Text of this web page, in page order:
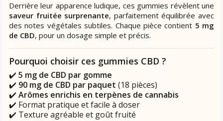
Derrière leur apparence ludique, ces gummies révèlent une
saveur fruitée surprenante, parfaitement équilibrée avec
des notes végétales subtiles. Chaque pièce contient 5 mg
de CBD, pour un dosage simple et précis.
Pourquoi choisir ces gummies CBD ?
✔️ 5 mg de CBD par gomme
✔️ 90 mg de CBD par paquet (18 pièces)
✔️ Arômes enrichis en terpènes de cannabis
✔️ Format pratique et facile à doser
✔️ Texture agréable et goût fruité